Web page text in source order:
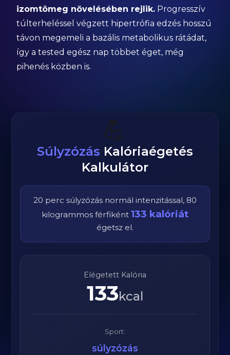
izomtömeg növelésében rejlik. Progresszív
túlterheléssel végzett hipertrófia edzés hosszú
távon megemeli a bazális metabolikus rátádat,
így a tested egész nap többet éget, még
pihenés közben is.
💪
Súlyzózás Kalóriaégetés
Kalkulátor
20 perc súlyzózás normál intenzitással, 80
kilogrammos férfiként 133 kalóriát
égetsz el.
Elégetett Kalória
133kcal
Sport:
súlyzózás